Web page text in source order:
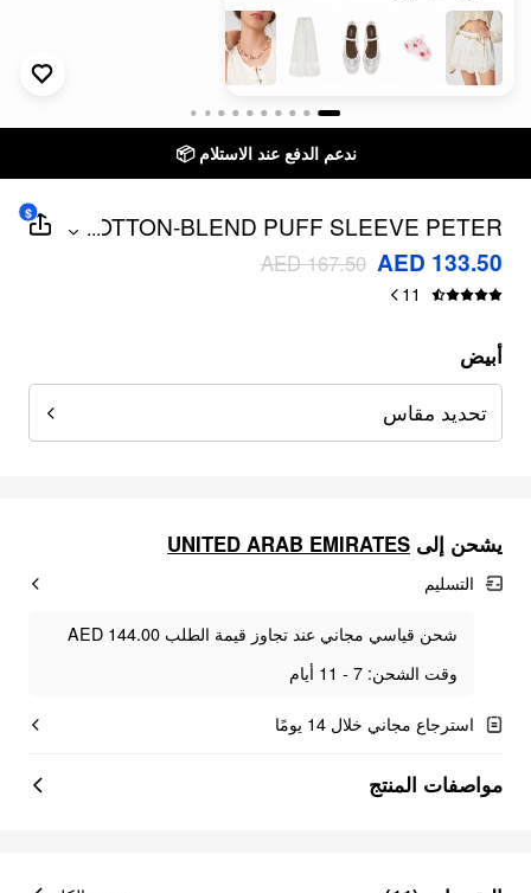
ندعم الدفع عند الاستلام 📦
COTTON-BLEND PUFF SLEEVE PETER
PAN COLLAR PEPLUM BLOUSE
...
AED 133.50
AED 167.50
11
$
أبيض
تحديد مقاس
يشحن إلى UNITED ARAB EMIRATES
التسليم
شحن قياسي مجاني عند تجاوز قيمة الطلب AED 144.00
وقت الشحن: 7 - 11 أيام
استرجاع مجاني خلال 14 يومًا
مواصفات المنتج